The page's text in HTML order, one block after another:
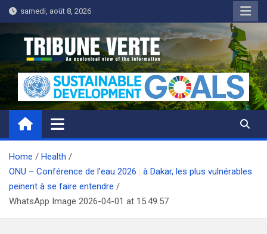
Skip
to
content
samedi, août 8, 2026
Tribune Verte
Un regard écologique de l'information
Home
Health
ONU – Conférence de l’eau 2026 : à Dakar, les plus vulnérables
peinent à se faire entendre
WhatsApp Image 2026-04-01 at 15.49.57